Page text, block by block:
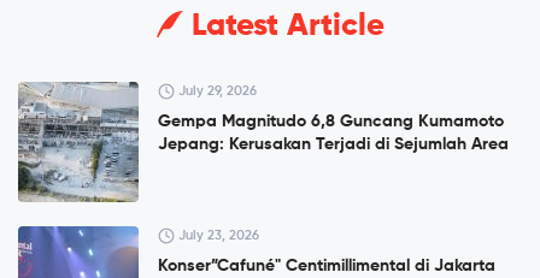
Latest Article
July 29, 2026
Gempa Magnitudo 6,8 Guncang Kumamoto
Jepang: Kerusakan Terjadi di Sejumlah Area
July 23, 2026
Konser”Cafuné" Centimillimental di Jakarta